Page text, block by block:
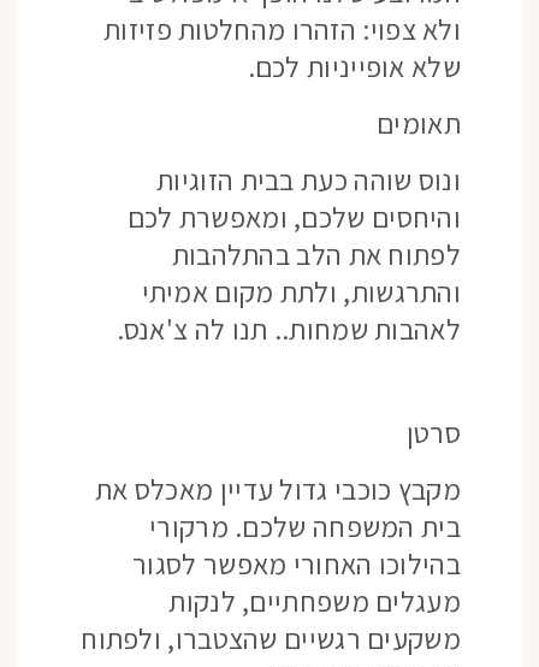
ולא צפוי: הזהרו מהחלטות פזיזות
שלא אופייניות לכם.
תאומים
ונוס שוהה כעת בבית הזוגיות
והיחסים שלכם, ומאפשרת לכם
לפתוח את הלב בהתלהבות
והתרגשות, ולתת מקום אמיתי
לאהבות שמחות.. תנו לה צ'אנס.
סרטן
מקבץ כוכבי גדול עדיין מאכלס את
בית המשפחה שלכם. מרקורי
בהילוכו האחורי מאפשר לסגור
מעגלים משפחתיים, לנקות
משקעים רגשיים שהצטברו, ולפתוח